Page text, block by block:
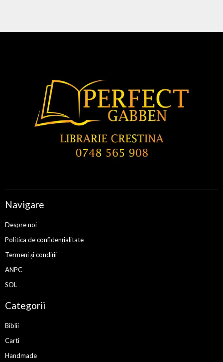
Navigare
Despre noi
Politica de confidențialitate
Termeni și condiții
ANPC
SOL
Categorii
Biblii
Carti
Handmade